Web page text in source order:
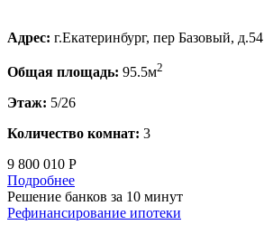
Адрес: г.Екатеринбург, пер Базовый, д.54
Общая площадь: 95.5м2
Этаж: 5/26
Количество комнат: 3
9 800 010 Р
Подробнее
Решение банков за 10 минут
Рефинансирование ипотеки